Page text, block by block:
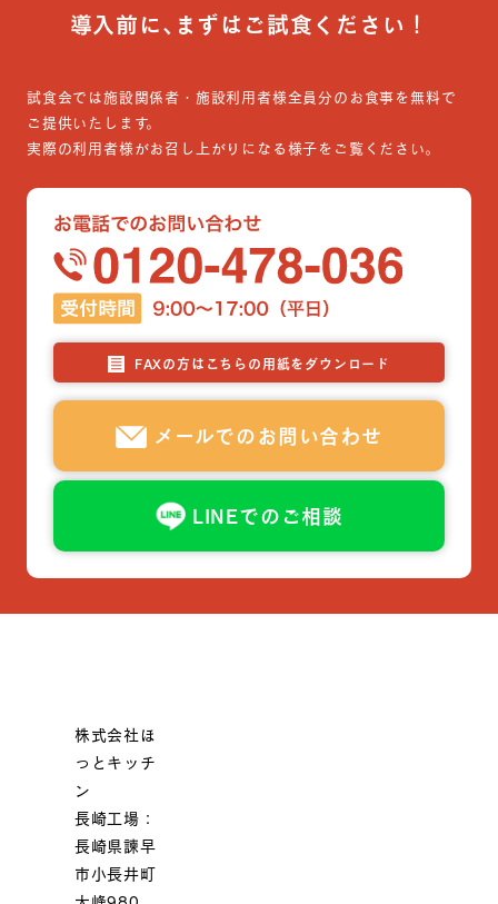
導入前に､まずはご試食ください！
試食会では施設関係者・施設利用者様全員分のお食事を無料で
ご提供いたします。
実際の利用者様がお召し上がりになる様子をご覧ください。
FAXの方はこちらの用紙をダウンロード
メールでのお問い合わせ
LINEでのご相談
株式会社ほ
っとキッチ
ン
長崎工場：
長崎県諫早
市小長井町